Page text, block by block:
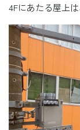
4Fにあたる屋上